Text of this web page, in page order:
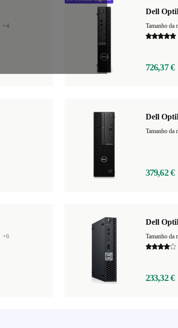
+4
Dell
726,37 €
Dell
Tamanho da
379,62 €
+6
Dell
Tamanho da
233,32 €